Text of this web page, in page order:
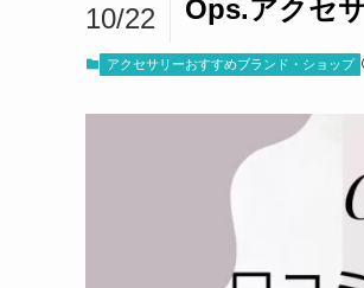
Ops.アクセ
10/22
アクセサリーおすすめブランド・ショップ